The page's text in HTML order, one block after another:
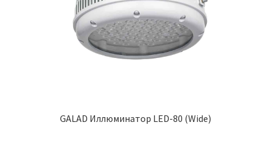
GALAD Иллюминатор LED-80 (Wide)